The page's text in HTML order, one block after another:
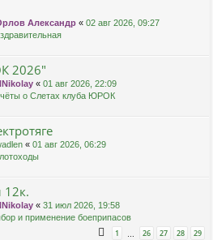
Александр « 02 авг 2026, 09:27
2026"
« 01 авг 2026, 22:09
о Слетах клуба ЮРОК
« 01 авг 2026, 06:29
12к.
« 31 июл 2026, 19:58
и применение боеприпасов
1 … 26 27 28 29